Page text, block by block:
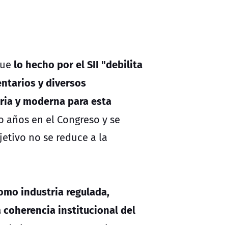
lo hecho por el SII "debilita
y diversos
y moderna para esta
en el Congreso y se
no se reduce a la
industria regulada,
coherencia institucional del